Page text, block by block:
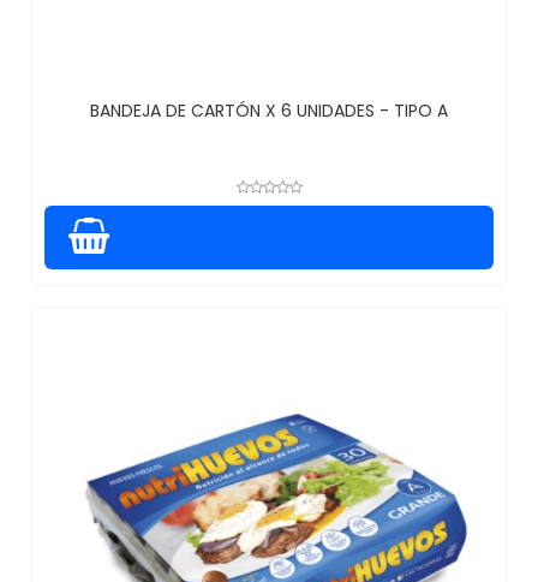
BANDEJA DE CARTÓN X 6 UNIDADES - TIPO A